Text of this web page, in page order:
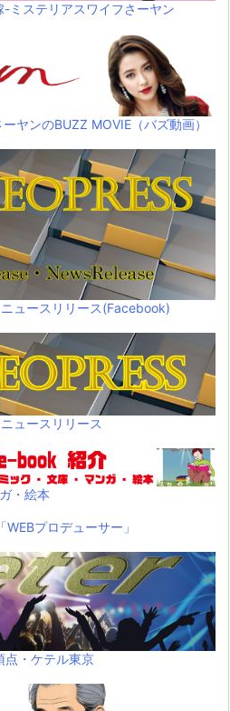
-ミステリアスワイフさーヤン
ヤンのBUZZ MOVIE（バズ動画）
ュースリリース(Facebook)
ュースリリース
・絵本
プロデューサー」
点・ケテル東京